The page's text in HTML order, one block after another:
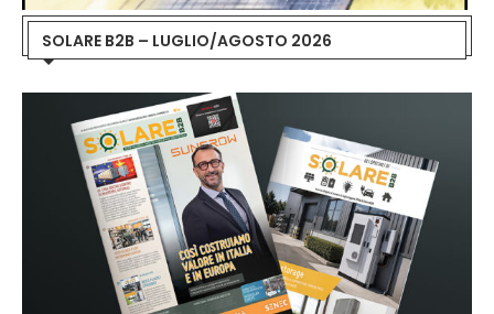
SOLARE B2B – LUGLIO/AGOSTO 2026